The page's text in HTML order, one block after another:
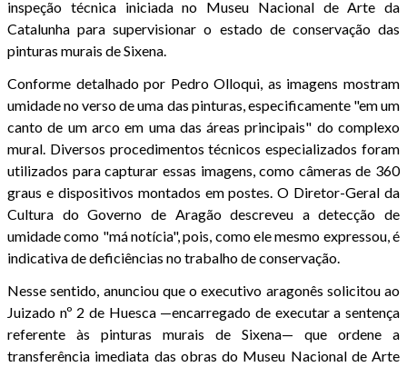
inspeção técnica iniciada no Museu Nacional de Arte da
Catalunha para supervisionar o estado de conservação das
pinturas murais de Sixena.
Conforme detalhado por Pedro Olloqui, as imagens mostram
umidade no verso de uma das pinturas, especificamente "em um
canto de um arco em uma das áreas principais" do complexo
mural. Diversos procedimentos técnicos especializados foram
utilizados para capturar essas imagens, como câmeras de 360
graus e dispositivos montados em postes. O Diretor-Geral da
Cultura do Governo de Aragão descreveu a detecção de
umidade como "má notícia", pois, como ele mesmo expressou, é
indicativa de deficiências no trabalho de conservação.
Nesse sentido, anunciou que o executivo aragonês solicitou ao
Juizado nº 2 de Huesca —encarregado de executar a sentença
referente às pinturas murais de Sixena— que ordene a
transferência imediata das obras do Museu Nacional de Arte